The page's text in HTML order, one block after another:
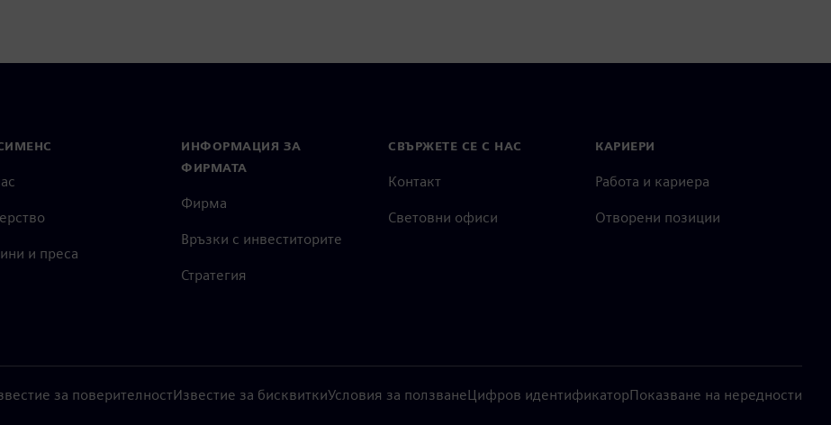
и преса
ИНФОРМАЦИЯ ЗА
ФИРМАТА
Фирма
Връзки с инвеститорите
Стратегия
СВЪРЖЕТЕ СЕ С НАС
Контакт
Световни офиси
КАРИЕРИ
Работа и кариера
Отворени позиции
за поверителностИзвестие за бисквиткиУсловия за ползванеЦифров идентификаторПоказване на нередности